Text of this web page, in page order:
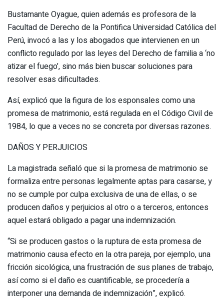
Bustamante Oyague, quien además es profesora de la
Facultad de Derecho de la Pontifica Universidad Católica del
Perú, invocó a las y los abogados que intervienen en un
conflicto regulado por las leyes del Derecho de familia a ‘no
atizar el fuego’, sino más bien buscar soluciones para
resolver esas dificultades.
Así, explicó que la figura de los esponsales como una
promesa de matrimonio, está regulada en el Código Civil de
1984, lo que a veces no se concreta por diversas razones.
DAÑOS Y PERJUICIOS
La magistrada señaló que si la promesa de matrimonio se
formaliza entre personas legalmente aptas para casarse, y
no se cumple por culpa exclusiva de una de ellas, o se
producen daños y perjuicios al otro o a terceros, entonces
aquel estará obligado a pagar una indemnización.
“Si se producen gastos o la ruptura de esta promesa de
matrimonio causa efecto en la otra pareja, por ejemplo, una
fricción sicológica, una frustración de sus planes de trabajo,
así como si el daño es cuantificable, se procedería a
interponer una demanda de indemnización”, explicó.